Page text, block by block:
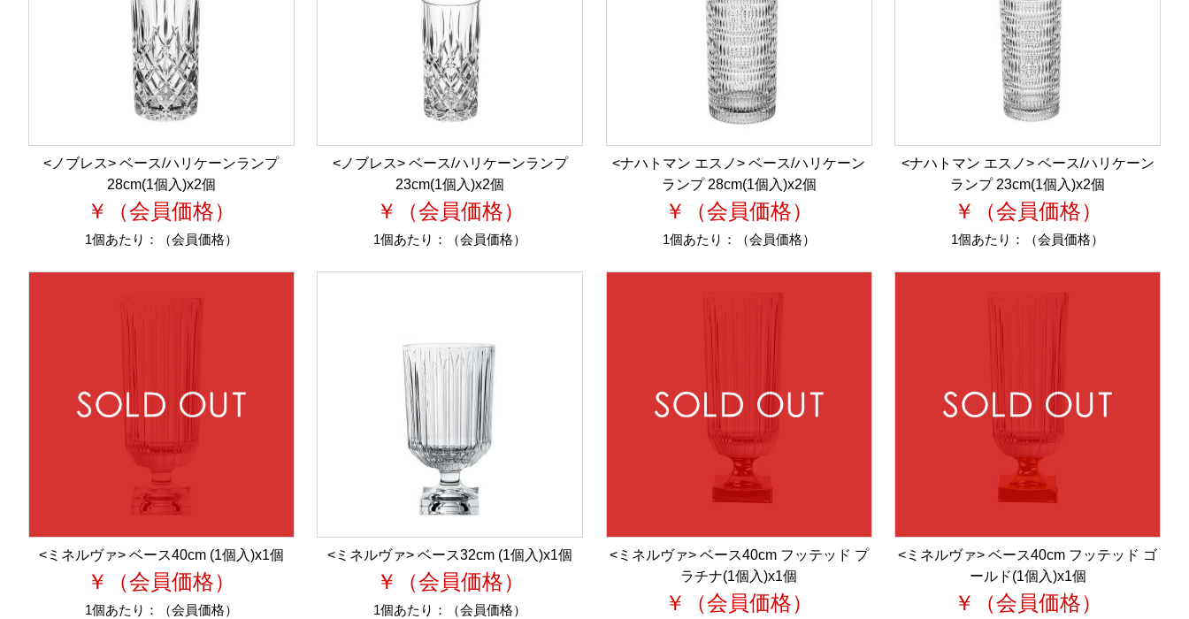
<ノブレス> ベース/ハリケーンランプ
28cm(1個入)x2個
￥（会員価格）
1個あたり： （会員価格）
<ノブレス> ベース/ハリケーンランプ
23cm(1個入)x2個
￥（会員価格）
1個あたり： （会員価格）
<ナハトマン エスノ> ベース/ハリケーン
ランプ 28cm(1個入)x2個
￥（会員価格）
1個あたり： （会員価格）
<ナハトマン エスノ> ベース/ハリケーン
ランプ 23cm(1個入)x2個
￥（会員価格）
1個あたり： （会員価格）
<ミネルヴァ> ベース40cm (1個入)x1個
￥（会員価格）
1個あたり： （会員価格）
<ミネルヴァ> ベース32cm (1個入)x1個
￥（会員価格）
1個あたり： （会員価格）
<ミネルヴァ> ベース40cm フッテッド プ
ラチナ(1個入)x1個
￥（会員価格）
<ミネルヴァ> ベース40cm フッテッド ゴ
ールド(1個入)x1個
￥（会員価格）